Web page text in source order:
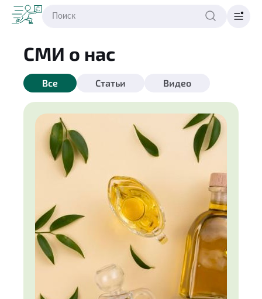
СМИ о нас
Все Статьи Видео